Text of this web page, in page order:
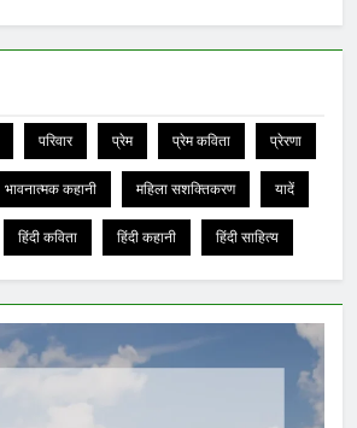
परिवार प्रेम प्रेम कविता प्रेरणा
भावनात्मक कहानी महिला सशक्तिकरण यादें
हिंदी कविता हिंदी कहानी हिंदी साहित्य